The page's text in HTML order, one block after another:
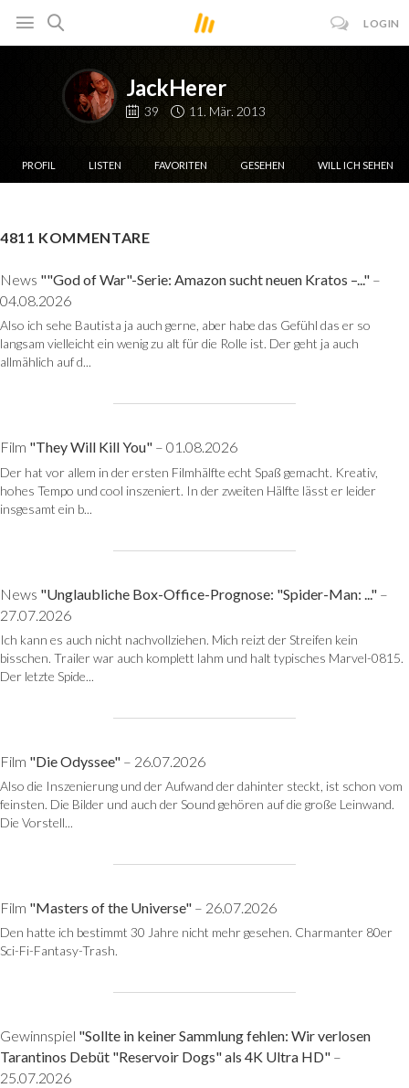
LOGIN
JackHerer
39 11. Mär. 2013
PROFIL LISTEN FAVORITEN GESEHEN WILL ICH SEHEN
4811 KOMMENTARE
News ""God of War"-Serie: Amazon sucht neuen Kratos –..." –
04.08.2026
Also ich sehe Bautista ja auch gerne, aber habe das Gefühl das er so
langsam vielleicht ein wenig zu alt für die Rolle ist. Der geht ja auch
allmählich auf d...
Film "They Will Kill You" – 01.08.2026
Der hat vor allem in der ersten Filmhälfte echt Spaß gemacht. Kreativ,
hohes Tempo und cool inszeniert. In der zweiten Hälfte lässt er leider
insgesamt ein b...
News "Unglaubliche Box-Office-Prognose: "Spider-Man: ..." –
27.07.2026
Ich kann es auch nicht nachvollziehen. Mich reizt der Streifen kein
bisschen. Trailer war auch komplett lahm und halt typisches Marvel-0815.
Der letzte Spide...
Film "Die Odyssee" – 26.07.2026
Also die Inszenierung und der Aufwand der dahinter steckt, ist schon vom
feinsten. Die Bilder und auch der Sound gehören auf die große Leinwand.
Die Vorstell...
Film "Masters of the Universe" – 26.07.2026
Den hatte ich bestimmt 30 Jahre nicht mehr gesehen. Charmanter 80er
Sci-Fi-Fantasy-Trash.
Gewinnspiel "Sollte in keiner Sammlung fehlen: Wir verlosen
Tarantinos Debüt "Reservoir Dogs" als 4K Ultra HD" –
25.07.2026